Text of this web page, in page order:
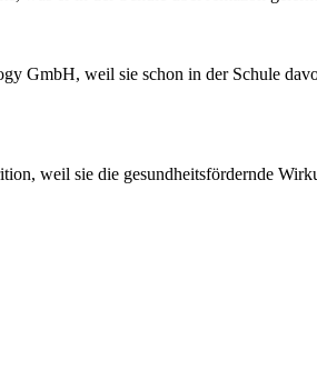
GmbH, weil sie schon in der Schule
weil sie die gesundheitsfördernde